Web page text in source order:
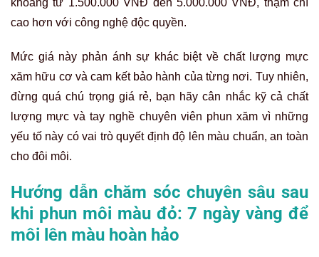
cao hơn với công nghệ độc quyền.
Mức giá này phản ánh sự khác biệt về chất lượng mực
xăm hữu cơ và cam kết bảo hành của từng nơi. Tuy nhiên,
đừng quá chú trọng giá rẻ, bạn hãy cân nhắc kỹ cả chất
lượng mực và tay nghề chuyên viên phun xăm vì những
yếu tố này có vai trò quyết định độ lên màu chuẩn, an toàn
cho đôi môi.
Hướng dẫn chăm sóc chuyên sâu sau
khi phun môi màu đỏ: 7 ngày vàng để
môi lên màu hoàn hảo